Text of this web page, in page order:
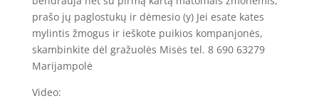
prašo jų paglostukų ir dėmesio (y) Jei esate kates
mylintis žmogus ir ieškote puikios kompanjonės,
skambinkite dėl gražuolės Misės tel. 8 690 63279
Marijampolė
Video: